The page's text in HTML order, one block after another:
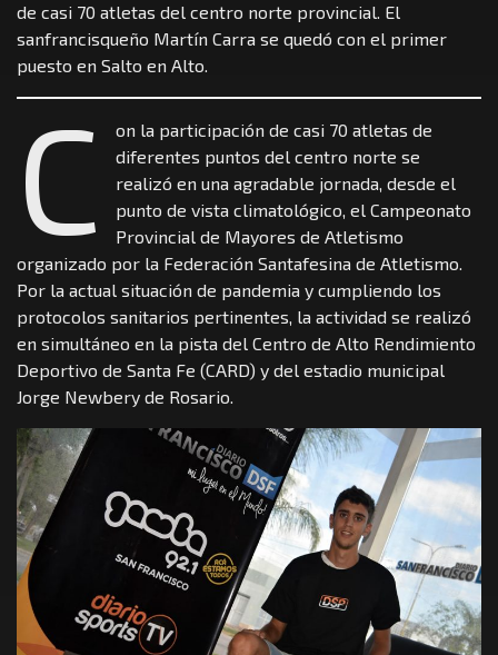
de casi 70 atletas del centro norte provincial. El
sanfrancisqueño Martín Carra se quedó con el primer
puesto en Salto en Alto.
C
on la participación de casi 70 atletas de
diferentes puntos del centro norte se
realizó en una agradable jornada, desde el
punto de vista climatológico, el Campeonato
Provincial de Mayores de Atletismo
organizado por la Federación Santafesina de Atletismo.
Por la actual situación de pandemia y cumpliendo los
protocolos sanitarios pertinentes, la actividad se realizó
en simultáneo en la pista del Centro de Alto Rendimiento
Deportivo de Santa Fe (CARD) y del estadio municipal
Jorge Newbery de Rosario.